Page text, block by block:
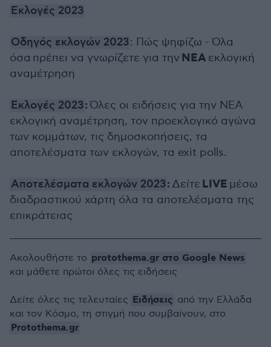
Εκλογές 2023
Οδηγός εκλογών 2023: Πώς ψηφίζω - Όλα
όσα πρέπει να γνωρίζετε για την ΝΕΑεκλογική
αναμέτρηση
Εκλογές 2023:Όλες οι ειδήσεις για την ΝΕΑ
εκλογική αναμέτρηση, τον προεκλογικό αγώνα
των κομμάτων, τις δημοσκοπήσεις, τα
αποτελέσματα των εκλογών, τα exit polls.
Αποτελέσματα εκλογών 2023: Δείτε LIVE μέσω
διαδραστικού χάρτη όλα τα αποτελέσματα της
επικράτειας
Ακολουθήστε το protothema.gr στο Google News
και μάθετε πρώτοι όλες τις ειδήσεις
Δείτε όλες τις τελευταίες Ειδήσεις από την Ελλάδα
και τον Κόσμο, τη στιγμή που συμβαίνουν, στο
Protothema.gr